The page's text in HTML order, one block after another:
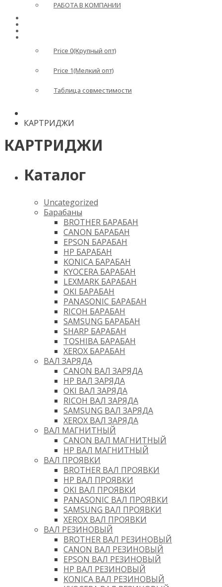
РАБОТА В КОМПАНИИ
Price 0(Крупный опт)
Price 1(Мелкий опт)
Таблица совместимости
КАРТРИДЖИ
КАРТРИДЖИ
Каталог
Uncategorized
Барабаны
BROTHER БАРАБАН
CANON БАРАБАН
EPSON БАРАБАН
HP БАРАБАН
KONICA БАРАБАН
KYOCERA БАРАБАН
LEXMARK БАРАБАН
OKI БАРАБАН
PANASONIC БАРАБАН
RICOH БАРАБАН
SAMSUNG БАРАБАН
SHARP БАРАБАН
TOSHIBA БАРАБАН
XEROX БАРАБАН
ВАЛ ЗАРЯДА
CANON ВАЛ ЗАРЯДА
HP ВАЛ ЗАРЯДА
OKI ВАЛ ЗАРЯДА
RICOH ВАЛ ЗАРЯДА
SAMSUNG ВАЛ ЗАРЯДА
XEROX ВАЛ ЗАРЯДА
ВАЛ МАГНИТНЫЙ
CANON ВАЛ МАГНИТНЫЙ
HP ВАЛ МАГНИТНЫЙ
ВАЛ ПРОЯВКИ
BROTHER ВАЛ ПРОЯВКИ
HP ВАЛ ПРОЯВКИ
OKI ВАЛ ПРОЯВКИ
PANASONIC ВАЛ ПРОЯВКИ
SAMSUNG ВАЛ ПРОЯВКИ
XEROX ВАЛ ПРОЯВКИ
ВАЛ РЕЗИНОВЫЙ
BROTHER ВАЛ РЕЗИНОВЫЙ
CANON ВАЛ РЕЗИНОВЫЙ
EPSON ВАЛ РЕЗИНОВЫЙ
HP ВАЛ РЕЗИНОВЫЙ
KONICA ВАЛ РЕЗИНОВЫЙ